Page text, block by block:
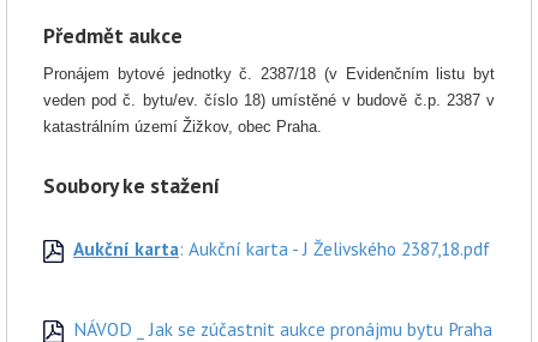
Předmět aukce
Pronájem bytové jednotky č. 2387/18 (v Evidenčním listu byt
veden pod č. bytu/ev. číslo 18) umístěné v budově č.p. 2387 v
katastrálním území Žižkov, obec Praha.
Soubory ke stažení
Aukční karta: Aukční karta - J Želivského 2387,18.pdf
NÁVOD _ Jak se zúčastnit aukce pronájmu bytu Praha